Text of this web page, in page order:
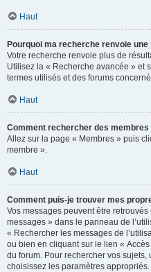
Haut
Pourquoi ma recherche renvoie une
Votre recherche renvoie plus de
Utilisez la « Recherche avancée » et
termes utilisés et des forums
Haut
Comment rechercher des membres
Allez sur la page « Membres » puis
membre ».
Haut
Comment puis-je trouver mes
Vos messages peuvent être
messages » dans le panneau de
« Rechercher les messages de
ou bien en cliquant sur le lien «
du forum. Pour rechercher vos
choisissez les paramètres appropriés.